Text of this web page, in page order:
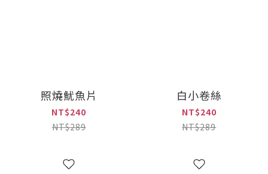
照燒魷魚片
NT$240
NT$289
白小卷絲
NT$240
NT$289